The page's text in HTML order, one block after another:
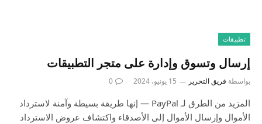
تطبيقات
إرسال وتسوق وإدارة على متجر التطبيقات
بواسطة فريق التحرير 15 يونيو، 2024 0
المزيد من الطرق لـ PayPal — إنها طريقة بسيطة وآمنة لاسترداد
الأموال وإرسال الأموال إلى الأصدقاء واكتشاف عروض الاسترداد